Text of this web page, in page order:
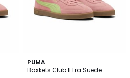
PUMA
Baskets Club II Era Suede
5
/
2
Couleurs